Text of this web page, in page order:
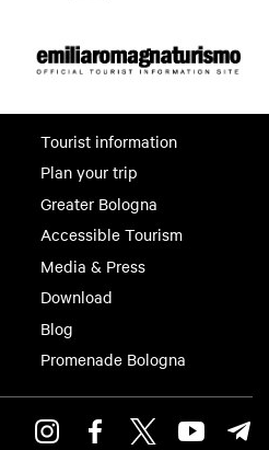
Tourist information
Plan your trip
Greater Bologna
Accessible Tourism
Media & Press
Download
Blog
Promenade Bologna